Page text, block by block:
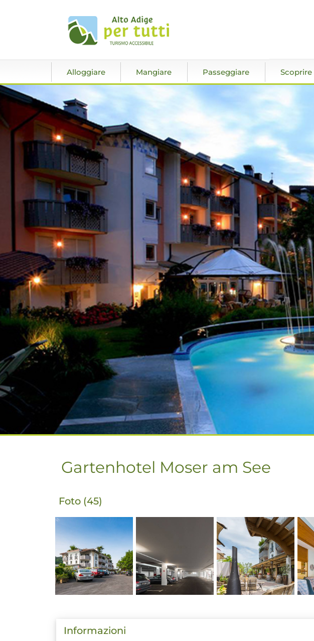
Alloggiare Mangiare Passeggiare Scoprire
Gartenhotel Moser am See
Foto (45)
Informazioni